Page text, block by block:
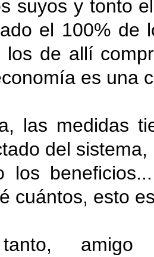
suyos y tonto
el 100% de
los de allí
es una
las medidas
del
los
cuántos, esto
amigo